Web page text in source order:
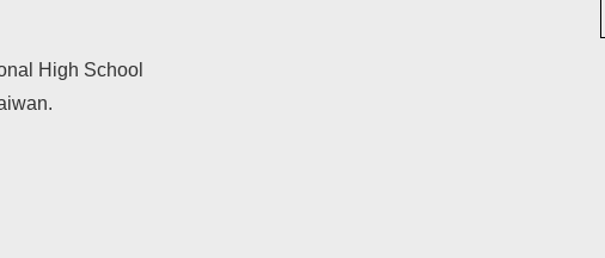
High School